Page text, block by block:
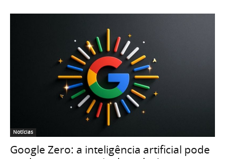
Notícias
Google Zero: a inteligência artificial pode